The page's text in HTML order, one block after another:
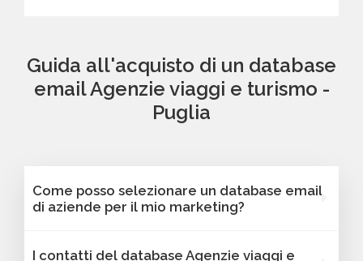
Guida all'acquisto di un database
email Agenzie viaggi e turismo -
Puglia
Come posso selezionare un database email
di aziende per il mio marketing?
I contatti del database Agenzie viaggi e